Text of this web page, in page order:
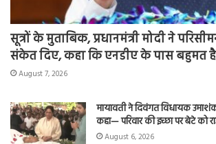
सूत्रों के मुताबिक, प्रधानमंत्री मोदी ने
संकेत दिए, कहा कि एनडीए के पास बहुमत है
August 7, 2026
मायावती ने दिवंगत विधायक
कहा— परिवार की इच्छा पर बेटे को
August 6, 2026